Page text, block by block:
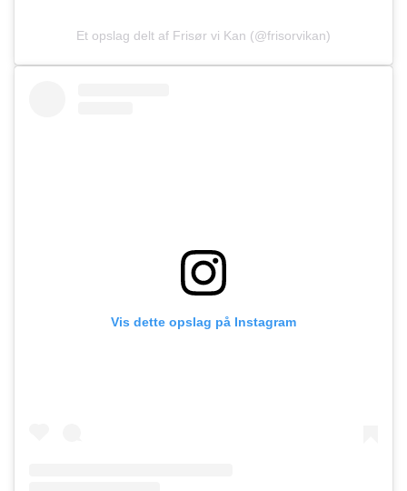
Et opslag delt af Frisør vi Kan (@frisorvikan)
Vis dette opslag på Instagram